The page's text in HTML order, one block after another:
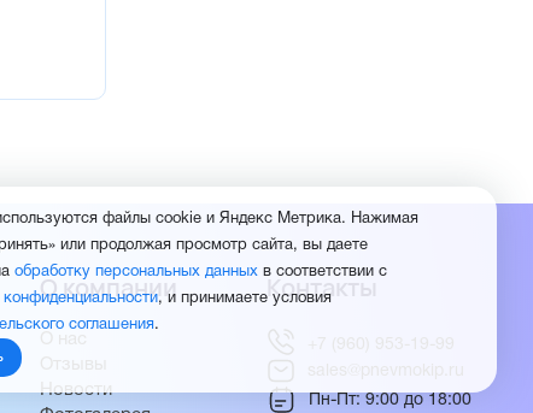
О компании
О нас
Отзывы
Новости
Контакты
+7 (960) 953-19-99
sales@pnevmokip.ru
Пн-Пт: 9:00 до 18:00
файлы cookie и Яндекс Метрика. Нажимая
или продолжая просмотр сайта, вы даете
обработку персональных данных в соответствии с
конфиденциальности, и принимаете условия
соглашения.